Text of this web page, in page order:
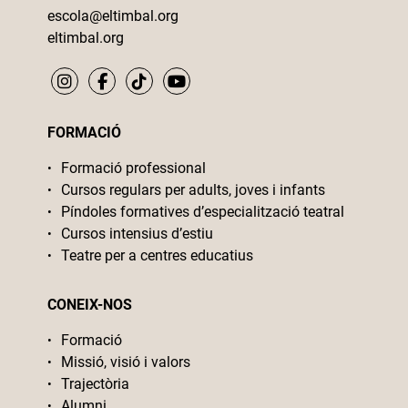
escola@eltimbal.org
eltimbal.org
FORMACIÓ
Formació professional
Cursos regulars per adults, joves i infants
Píndoles formatives d’especialització teatral
Cursos intensius d’estiu
Teatre per a centres educatius
CONEIX-NOS
Formació
Missió, visió i valors
Trajectòria